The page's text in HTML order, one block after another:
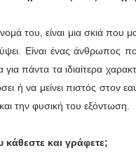
του, είναι μια σκιά που
Είναι ένας άνθρωπος
πάντα τα ιδιαίτερα
ή να μείνει πιστός στον
και την φυσική του εξόντωση.
και γράφετε;